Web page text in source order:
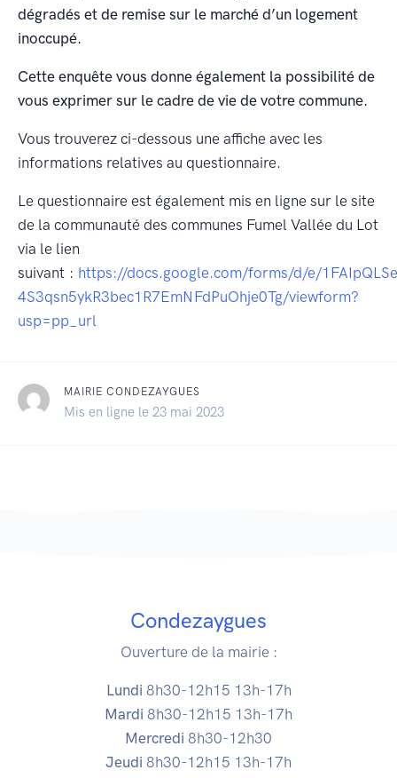
dégradés et de remise sur le marché d’un logement
inoccupé.
Cette enquête vous donne également la possibilité de
vous exprimer sur le cadre de vie de votre commune.
Vous trouverez ci-dessous une affiche avec les
informations relatives au questionnaire.
Le questionnaire est également mis en ligne sur le site
de la communauté des communes Fumel Vallée du Lot
via le lien
suivant : https://docs.google.com/forms/d/e/
4S3qsn5ykR3bec1R7EmNFdPuOhje0Tg/viewform?
usp=pp_url
MAIRIE CONDEZAYGUES
Mis en ligne le 23 mai 2023
Condezaygues
Ouverture de la mairie :
Lundi 8h30-12h15 13h-17h
Mardi 8h30-12h15 13h-17h
Mercredi 8h30-12h30
Jeudi 8h30-12h15 13h-17h